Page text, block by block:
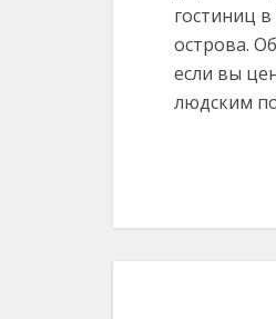
гостиниц
острова.
если вы
людским